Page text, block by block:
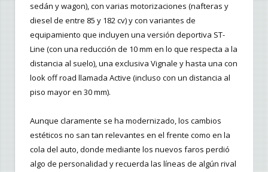
sedán y wagon), con varias motorizaciones (nafteras y
diesel de entre 85 y 182 cv) y con variantes de
equipamiento que incluyen una versión deportiva ST-
Line (con una reducción de 10 mm en lo que respecta a la
distancia al suelo), una exclusiva Vignale y hasta una con
look off road llamada Active (incluso con un distancia al
piso mayor en 30 mm).
Aunque claramente se ha modernizado, los cambios
estéticos no san tan relevantes en el frente como en la
cola del auto, donde mediante los nuevos faros perdió
algo de personalidad y recuerda las líneas de algún rival